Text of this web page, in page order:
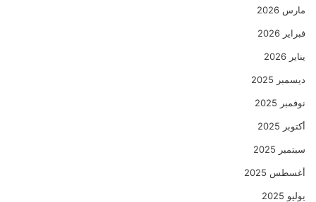
مارس 2026
فبراير 2026
يناير 2026
ديسمبر 2025
نوفمبر 2025
أكتوبر 2025
سبتمبر 2025
أغسطس 2025
يوليو 2025